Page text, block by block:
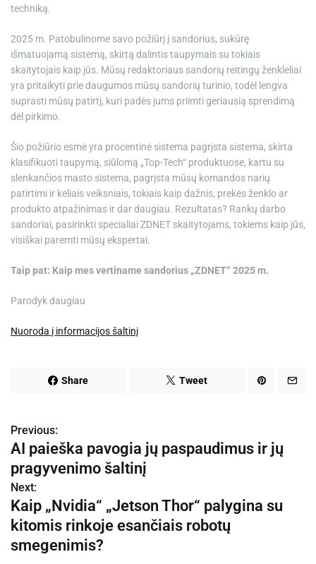
techniką.
2025 m. Patobulinome savo požiūrį į sandorius, sukūrę
išmatuojamą sistemą, skirtą dalintis taupymais su tokiais
skaitytojais kaip jūs. Mūsų redaktoriaus sandorių reitingų ženkleliai
yra pritaikyti prie daugumos mūsų sandorių turinio, todėl lengva
suprasti mūsų patirtį, kuri padės jums priimti geriausią sprendimą
dėl pirkimo.
Šio požiūrio esmė yra procentinė sistema pagrįsta sistema, skirta
klasifikuoti taupymą, siūlomą „Top-Tech“ produktuose, kartu su
slenkančios masto sistema, pagrįsta mūsų komandos narių
patirtimi ir keliais veiksniais, tokiais kaip dažnis, prekės ženklo ar
produkto atpažinimas ir dar daugiau. Rezultatas? Rankų darbo
sandoriai, pasirinkti specialiai ZDNET skaitytojams, tokiems kaip jūs,
visiškai paremti mūsų ekspertai.
Taip pat: Kaip mes vertiname sandorius „ZDNET“ 2025 m.
Parodyk daugiau
Nuoroda į informacijos šaltinį
Share Tweet
N
a
v
i
g
Previous:
AI paieška pavogia jų paspaudimus ir jų
pragyvenimo šaltinį
Next:
Kaip „Nvidia“ „Jetson Thor“ palygina su
kitomis rinkoje esančiais robotų
smegenimis?